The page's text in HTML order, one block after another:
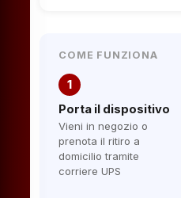
COME FUNZIONA
1
Porta il dispositivo
Vieni in negozio o
prenota il ritiro a
domicilio tramite
corriere UPS